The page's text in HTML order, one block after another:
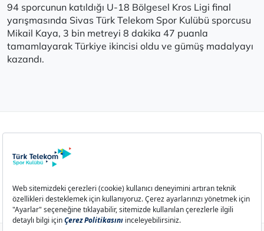
94 sporcunun katıldığı U-18 Bölgesel Kros Ligi final
yarışmasında Sivas Türk Telekom Spor Kulübü sporcusu
Mikail Kaya, 3 bin metreyi 8 dakika 47 puanla
tamamlayarak Türkiye ikincisi oldu ve gümüş madalyayı
kazandı.
İletişim